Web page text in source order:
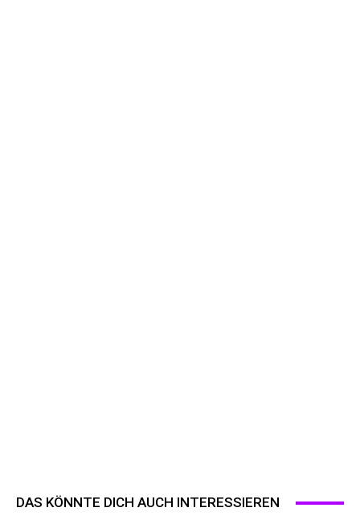
DAS KÖNNTE DICH AUCH INTERESSIEREN